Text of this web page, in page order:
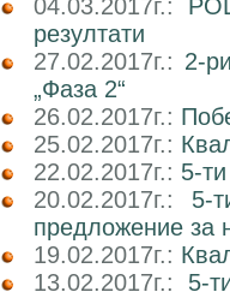
04.03.2017г.:
резултати
27.02.2017г.: 2-
„Фаза 2“
26.02.2017г.:
25.02.2017г.:
22.02.2017г.: 5-
20.02.2017г.: 5-
предложение за
19.02.2017г.:
13.02.2017г.: 5-